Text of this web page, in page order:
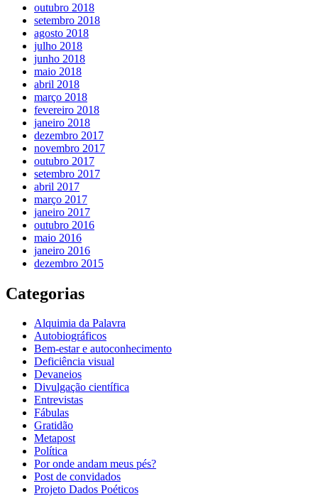
outubro 2018
setembro 2018
agosto 2018
julho 2018
junho 2018
maio 2018
abril 2018
março 2018
fevereiro 2018
janeiro 2018
dezembro 2017
novembro 2017
outubro 2017
setembro 2017
abril 2017
março 2017
janeiro 2017
outubro 2016
maio 2016
janeiro 2016
dezembro 2015
Categorias
Alquimia da Palavra
Autobiográficos
Bem-estar e autoconhecimento
Deficiência visual
Devaneios
Divulgação científica
Entrevistas
Fábulas
Gratidão
Metapost
Política
Por onde andam meus pés?
Post de convidados
Projeto Dados Poéticos